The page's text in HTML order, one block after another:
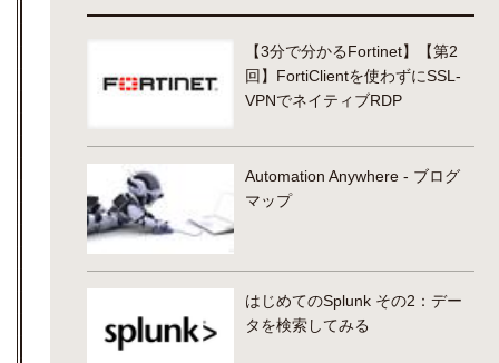
【3分で分かるFortinet】【第2
回】FortiClientを使わずにSSL-
VPNでネイティブRDP
Automation Anywhere - ブログ
マップ
はじめてのSplunk その2：デー
タを検索してみる